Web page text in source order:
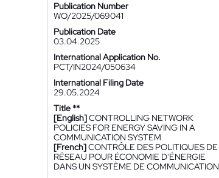
Publication Number
WO/2025/069041
Publication Date
03.04.2025
International Application No.
PCT/IN2024/050634
International Filing Date
29.05.2024
Title **
[English]CONTROLLING NETWORK
POLICIES FOR ENERGY SAVING IN A
COMMUNICATION SYSTEM
[French]CONTRÔLE DES POLITIQUES DE
RÉSEAU POUR ÉCONOMIE D'ÉNERGIE
DANS UN SYSTÈME DE COMMUNICATION